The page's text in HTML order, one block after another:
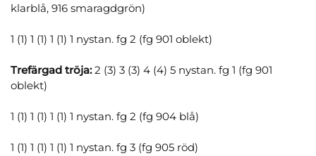
klarblå, 916 smaragdgrön)
1 (1) 1 (1) 1 (1) 1 nystan. fg 2 (fg 901 oblekt)
Trefärgad tröja:2 (3) 3 (3) 4 (4) 5 nystan. fg 1 (fg 901
oblekt)
1 (1) 1 (1) 1 (1) 1 nystan. fg 2 (fg 904 blå)
1 (1) 1 (1) 1 (1) 1 nystan. fg 3 (fg 905 röd)